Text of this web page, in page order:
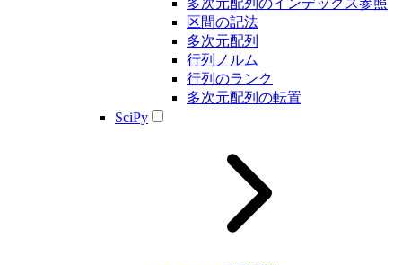
多次元配列のインデックス参照
区間の記法
多次元配列
行列ノルム
行列のランク
多次元配列の転置
SciPy